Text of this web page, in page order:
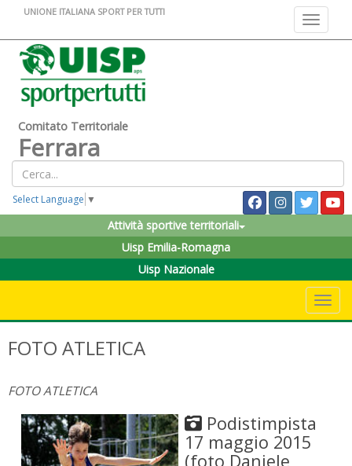
Toggle
UNIONE ITALIANA SPORT PER TUTTI
Comitato Territoriale
Ferrara
Select Language ▼
Attività sportive territoriali
Uisp Emilia-Romagna
Uisp Nazionale
FOTO ATLETICA
FOTO ATLETICA
Podistimpista
17 maggio 2015
(foto Daniele